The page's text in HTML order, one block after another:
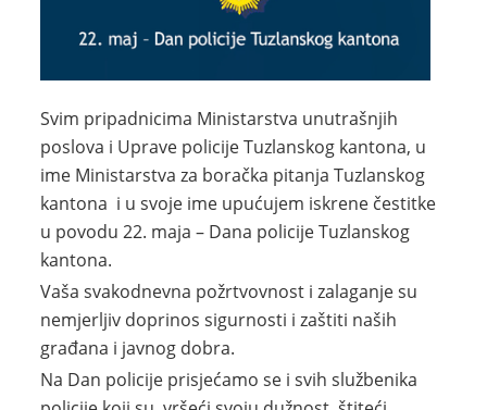
Svim pripadnicima Ministarstva unutrašnjih
poslova i Uprave policije Tuzlanskog kantona, u
ime Ministarstva za boračka pitanja Tuzlanskog
kantona i u svoje ime upućujem iskrene čestitke
u povodu 22. maja – Dana policije Tuzlanskog
kantona.
Vaša svakodnevna požrtvovnost i zalaganje su
nemjerljiv doprinos sigurnosti i zaštiti naših
građana i javnog dobra.
Na Dan policije prisjećamo se i svih službenika